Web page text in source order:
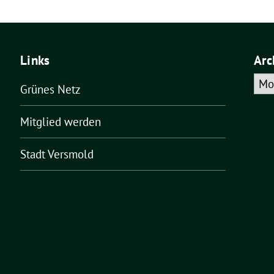
Links
Grünes Netz
Mitglied werden
Stadt Versmold